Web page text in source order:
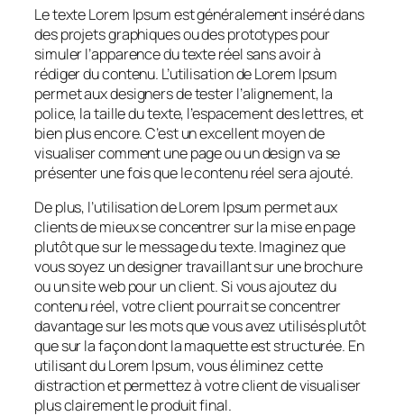
Le texte Lorem Ipsum est généralement inséré dans
des projets graphiques ou des prototypes pour
simuler l’apparence du texte réel sans avoir à
rédiger du contenu. L’utilisation de Lorem Ipsum
permet aux designers de tester l’alignement, la
police, la taille du texte, l’espacement des lettres, et
bien plus encore. C’est un excellent moyen de
visualiser comment une page ou un design va se
présenter une fois que le contenu réel sera ajouté.
De plus, l’utilisation de Lorem Ipsum permet aux
clients de mieux se concentrer sur la mise en page
plutôt que sur le message du texte. Imaginez que
vous soyez un designer travaillant sur une brochure
ou un site web pour un client. Si vous ajoutez du
contenu réel, votre client pourrait se concentrer
davantage sur les mots que vous avez utilisés plutôt
que sur la façon dont la maquette est structurée. En
utilisant du Lorem Ipsum, vous éliminez cette
distraction et permettez à votre client de visualiser
plus clairement le produit final.